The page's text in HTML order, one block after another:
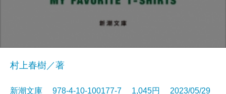
村上春樹／著
新潮文庫 978-4-10-100177-7 1,045円 2023/05/29